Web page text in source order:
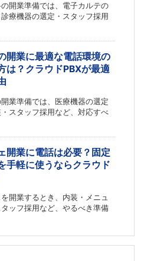
の開業準備では、電子カルテの
療機器の選定・スタッフ採用
開業に最適な電話環境の
は？クラウドPBXが最適
業準備では、医療機器の選定
スタッフ採用など、対応すべ
開業に電話は必要？固定
手軽に使うならクラウド
開業するとき、内装・メニュ
ッフ採用など、やるべき準備